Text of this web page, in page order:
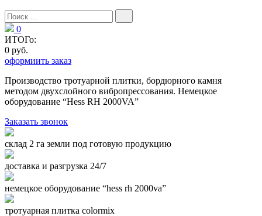
0
ИТОГо:
0 руб.
оформиить заказ
Производство тротуарной плитки, бордюрного камня
методом двухслойного вибропресcования. Немецкое
оборудование “Hess RH 2000VA”
Заказать звонок
склад 2 га земли под готовую продукцию
доставка и разгрузка 24/7
немецкое оборудование “hess rh 2000va”
тротуарная плитка colormix